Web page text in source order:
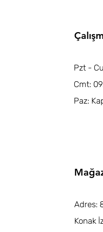
Pzt -
Cmt:
Paz:
Adres:
Konak